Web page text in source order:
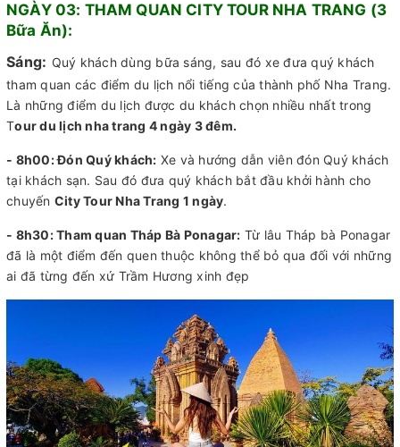
NGÀY 03: THAM QUAN CITY TOUR NHA TRANG (3
Bữa Ăn):
Sáng: Quý khách dùng bữa sáng, sau đó xe đưa quý khách
tham quan các điểm du lịch nổi tiếng của thành phố Nha Trang.
Là những điểm du lịch được du khách chọn nhiều nhất trong
Tour du lịch nha trang 4 ngày 3 đêm.
- 8h00:Đón Quý khách: Xe và hướng dẫn viên đón Quý khách
tại khách sạn. Sau đó đưa quý khách bắt đầu khởi hành cho
chuyến City Tour Nha Trang 1 ngày.
- 8h30:Tham quan Tháp Bà Ponagar: Từ lâu Tháp bà Ponagar
đã là một điểm đến quen thuộc không thể bỏ qua đối với những
ai đã từng đến xứ Trầm Hương xinh đẹp